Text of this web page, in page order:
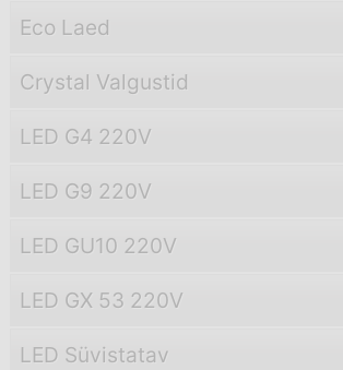
Eco Laed
Crystal Valgustid
LED G4 220V
LED G9 220V
LED GU10 220V
LED GX 53 220V
LED Süvistatav